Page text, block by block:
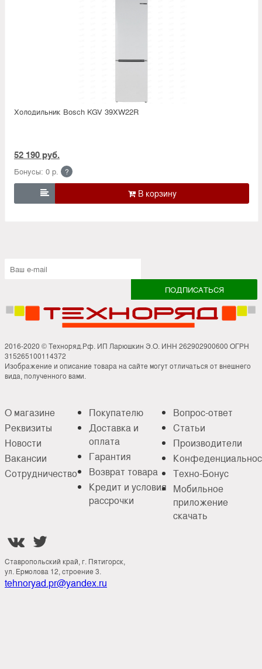
Холодильник Bosсh KGV 39XW22R
52 190 руб.
Бонусы: 0 р. ?

2016-2020 © Техноряд.Рф. ИП Ларюшкин Э.О. ИНН 262902900600 ОГРН
315265100114372
Изображение и описание товара на сайте могут отличаться от внешнего
вида, полученного вами.
О магазине
Реквизиты
Новости
Вакансии
Сотрудничество
Покупателю
Доставка и
оплата
Гарантия
Возврат товара
Кредит и условия
рассрочки
Вопрос-ответ
Статьи
Производители
Техно-Бонус
Мобильное
приложение
скачать
 
Ставропольский край, г. Пятигорск,
ул. Ермолова 12, строение 3.
tehnoryad.pr@yandex.ru